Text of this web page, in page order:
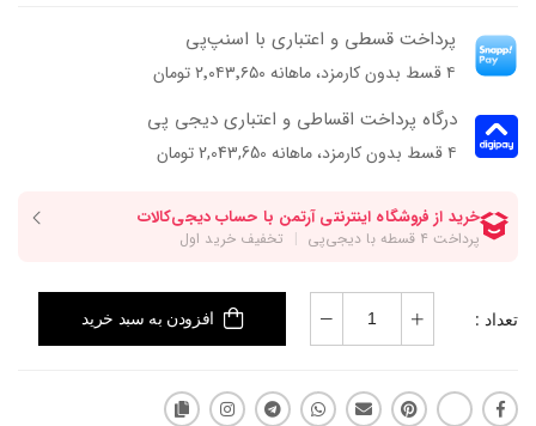
پرداخت قسطی و اعتباری با اسنپ‌پی
۴ قسط بدون کارمزد، ماهانه ۲٬۰۴۳٬۶۵۰ تومان
درگاه پرداخت اقساطی و اعتباری دیجی پی
۴ قسط بدون کارمزد، ماهانه 2,043,650 تومان
تعداد : افزودن به سبد خرید